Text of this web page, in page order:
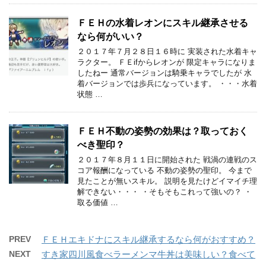
ＦＥＨの水着レオンにスキル継承させる
なら何がいい？
２０１７年７月２８日１６時に 実装された水着キャ
ラクター。 ＦＥifからレオンが 限定キャラになりま
したねー 通常バージョンは騎乗キャラでしたが 水
着バージョンでは歩兵になっています。 ・・・水着
状態 …
ＦＥＨ不動の姿勢の効果は？取っておく
べき聖印？
２０１７年８月１１日に開始された 戦渦の連戦のス
コア報酬になっている 不動の姿勢の聖印。 今まで
見たことが無いスキル。 説明を見たけどイマイチ理
解できない・・・ ・そもそもこれって強いの？ ・
取る価値 …
PREV ＦＥＨエキドナにスキル継承するなら何がおすすめ？
NEXT
すき家四川風食べラーメンマ牛丼は美味しい？食べて